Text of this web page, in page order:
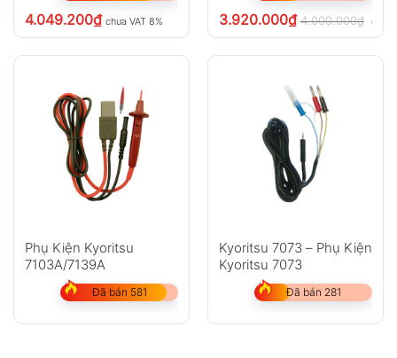
4.049.200₫ chưa VAT 8% 3.920.000₫ 4.000.000₫ chưa
Phụ Kiện Kyoritsu
7103A/7139A
Đã bán 581
Kyoritsu 7073 – Phụ Kiện
Kyoritsu 7073
Đã bán 281